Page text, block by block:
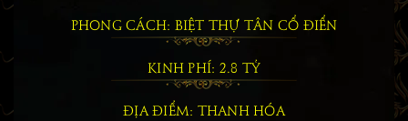
PHONG CÁCH: BIỆT THỰ TÂN CỔ ĐIỂN
KINH PHÍ: 2.8 TỶ
ĐỊA ĐIỂM: THANH HÓA